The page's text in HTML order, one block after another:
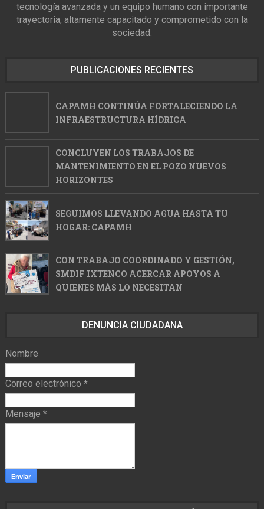
tecnología avanzada y un equipo humano con importante
trayectoria, altamente capacitado y comprometido con la
sociedad.
PUBLICACIONES RECIENTES
CAPAMH CONTINÚA FORTALECIENDO LA
INFRAESTRUCTURA HÍDRICA
CONCLUYEN LOS TRABAJOS DE
MANTENIMIENTO EN EL POZO NUEVOS
HORIZONTES
SEGUIMOS LLEVANDO AGUA HASTA TU
HOGAR: CAPAMH
CON TRABAJO COORDINADO Y GESTIÓN,
SMDIF IXTENCO ACERCAR APOYOS A
QUIENES MÁS LO NECESITAN
DENUNCIA CIUDADANA
Nombre
Correo electrónico *
Mensaje *